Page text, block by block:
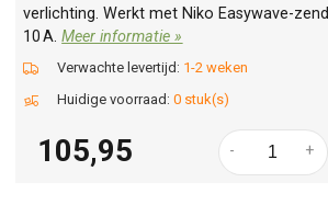
verlichting. Werkt met Niko Easywave-
10 A.Meer informatie »
Verwachte levertijd: 1-2 weken
Huidige voorraad: 0 stuk(s)
105,95 +
-